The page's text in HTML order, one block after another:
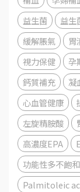
益生菌
益生
緩解脹氣
胃
視力保健
孕
鈣質補充
凝
心血管健康
左旋精胺酸
高濃度EPA
功能性多不飽
Palmitoleic